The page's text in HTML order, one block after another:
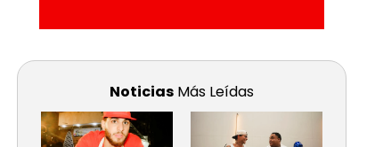
Noticias Más Leídas